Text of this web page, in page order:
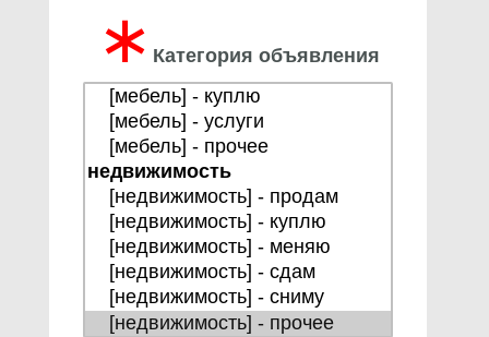
∗ Категория объявления